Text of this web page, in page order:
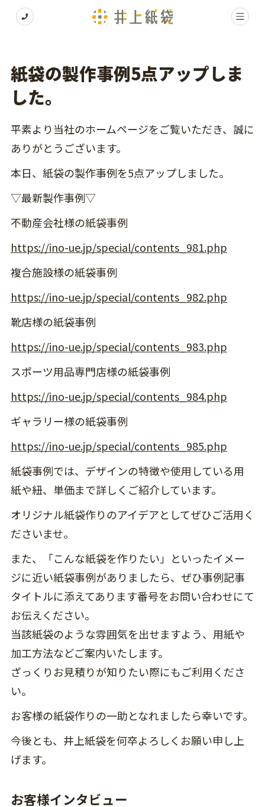
紙袋の製作事例5点アップしま
した。
平素より当社のホームページをご覧いただき、誠に
ありがとうございます。
本日、紙袋の製作事例を5点アップしました。
▽最新製作事例▽
不動産会社様の紙袋事例
https://ino-ue.jp/special/contents_981.php
複合施設様の紙袋事例
https://ino-ue.jp/special/contents_982.php
靴店様の紙袋事例
https://ino-ue.jp/special/contents_983.php
スポーツ用品専門店様の紙袋事例
https://ino-ue.jp/special/contents_984.php
ギャラリー様の紙袋事例
https://ino-ue.jp/special/contents_985.php
紙袋事例では、デザインの特徴や使用している用
紙や紐、単価まで詳しくご紹介しています。
オリジナル紙袋作りのアイデアとしてぜひご活用く
ださいませ。
また、「こんな紙袋を作りたい」といったイメー
ジに近い紙袋事例がありましたら、ぜひ事例記事
タイトルに添えてあります番号をお問い合わせにて
お伝えください。
当該紙袋のような雰囲気を出せますよう、用紙や
加工方法などご案内いたします。
ざっくりお見積りが知りたい際にもご利用くださ
い。
お客様の紙袋作りの一助となれましたら幸いです。
今後とも、井上紙袋を何卒よろしくお願い申し上
げます。
お客様インタビュー